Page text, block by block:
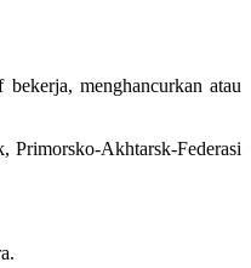
menghancurkan atau
Primorsko-Akhtarsk-Federasi